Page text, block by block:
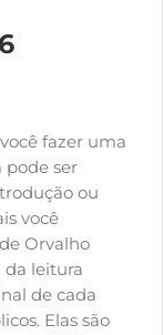
fazer uma
pode ser
ou
você
Orvalho
da leitura
de cada
Elas são